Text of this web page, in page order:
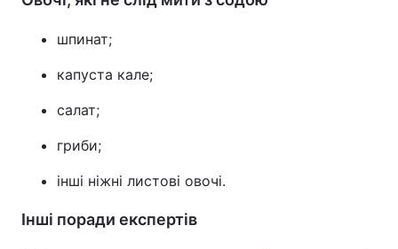
шпинат;
капуста кале;
салат;
гриби;
інші ніжні листові овочі.
Інші поради експертів